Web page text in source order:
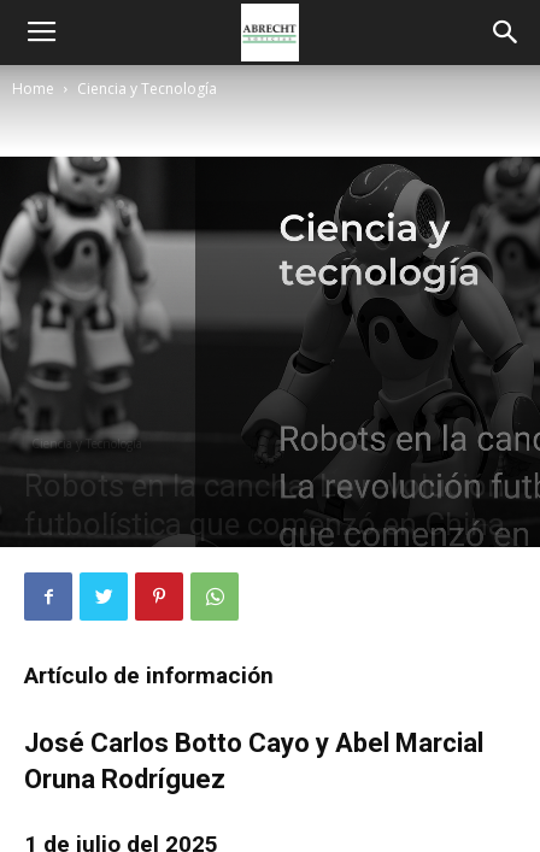
Home Ciencia y Tecnología
Ciencia y Tecnología
Robots en la cancha: La revolución
futbolística que comenzó en China
Artículo de información
José Carlos Botto Cayo y Abel Marcial
Oruna Rodríguez
1 de julio del 2025